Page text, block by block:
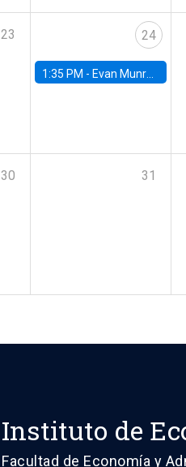
23 24
1:35 PM - Evan Munro, Neyman Visiting Assistant Professor in the Department of Statistics at UC Berkeley
30 31
Instituto de
Facultad de Economía y